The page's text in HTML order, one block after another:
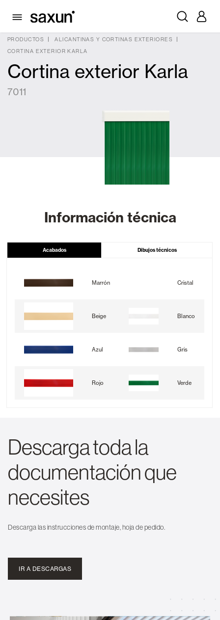
PRODUCTOS
ALICANTINAS Y CORTINAS EXTERIORES
CORTINA EXTERIOR KARLA
Cortina exterior Karla
7011
Información técnica
Acabados Dibujos técnicos
Marrón Cristal
Beige Blanco
Azul Gris
Rojo Verde
Descarga toda la
documentación que
necesites
Descarga las instrucciones de montaje, hoja de pedido.
IR A DESCARGAS